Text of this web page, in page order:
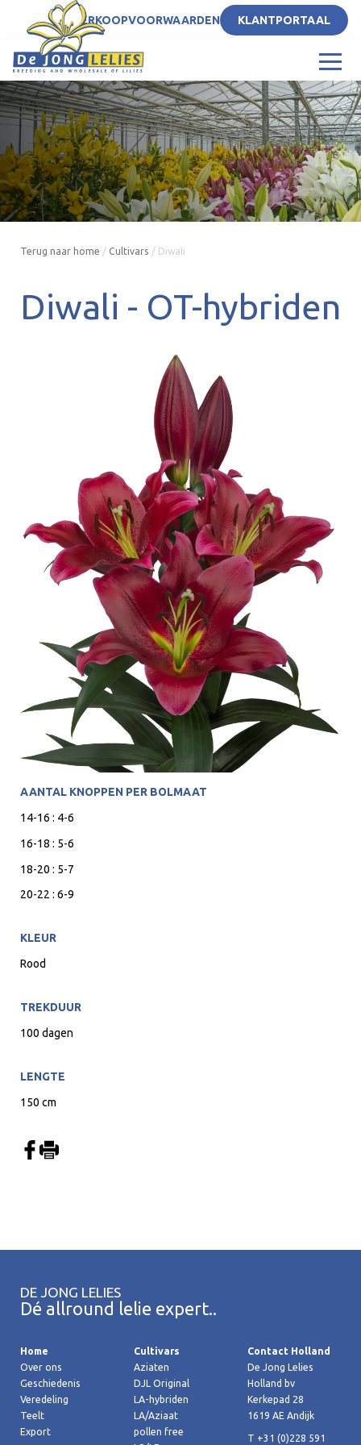
NLVERKOOPVOORWAARDEN KLANTPORTAAL
Terug naar home / Cultivars / Diwali
Diwali - OT-hybriden
AANTAL KNOPPEN PER BOLMAAT
14-16 : 4-6
16-18 : 5-6
18-20 : 5-7
20-22 : 6-9
KLEUR
Rood
TREKDUUR
100 dagen
LENGTE
150 cm
DE JONG LELIES
Dé allround lelie expert..
Home
Over ons
Geschiedenis
Veredeling
Teelt
Export
Cultivars
Aziaten
DJL Original
LA-hybriden
LA/Aziaat
pollen free
Contact Holland
De Jong Lelies
Holland bv
Kerkepad 28
1619 AE Andijk
T +31 (0)228 591